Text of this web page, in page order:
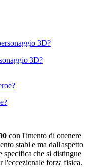
3D?
con l'intento di ottenere
stabile ma dall'aspetto
specifica che si distingue
l'eccezionale forza fisica.